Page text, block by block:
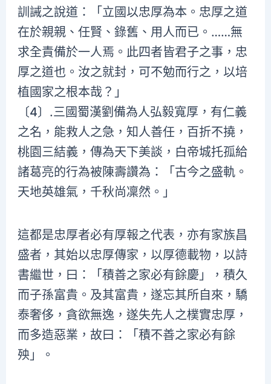
訓誡之說道：「立國以忠厚為本。忠厚之道
在於親親、任賢、錄舊、用人而已。……無
求全責備於一人焉。此四者皆君子之事，忠
厚之道也。汝之就封，可不勉而行之，以培
植國家之根本哉？」
〔4〕.三國蜀漢劉備為人弘毅寬厚，有仁義
之名，能救人之急，知人善任，百折不撓，
桃園三結義，傳為天下美談，白帝城托孤給
諸葛亮的行為被陳壽讚為：「古今之盛軌。
天地英雄氣，千秋尚凜然。」
這都是忠厚者必有厚報之代表，亦有家族昌
盛者，其始以忠厚傳家，以厚德載物，以詩
書繼世，曰：「積善之家必有餘慶」，積久
而子孫富貴。及其富貴，遂忘其所自來，驕
泰奢侈，貪欲無逸，遂失先人之樸實忠厚，
而多造惡業，故曰：「積不善之家必有餘
殃」。